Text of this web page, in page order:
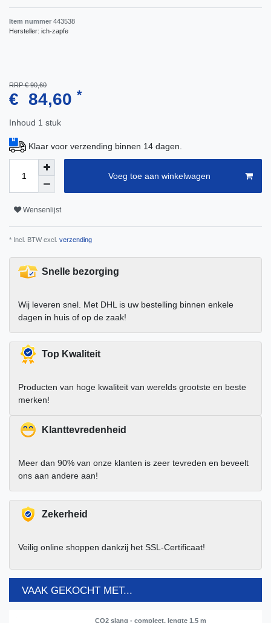
Item nummer 443538
Hersteller: ich-zapfe
RRP € 90,60
€ 84,60 *
Inhoud 1 stuk
Klaar voor verzending binnen 14 dagen.
Voeg toe aan winkelwagen
Wensenlijst
* Incl. BTW excl. verzending
Snelle bezorging
Wij leveren snel. Met DHL is uw bestelling binnen enkele
dagen in huis of op de zaak!
Top Kwaliteit
Producten van hoge kwaliteit van werelds grootste en beste
merken!
Klanttevredenheid
Meer dan 90% van onze klanten is zeer tevreden en beveelt
ons aan andere aan!
Zekerheid
Veilig online shoppen dankzij het SSL-Certificaat!
VAAK GEKOCHT MET...
CO2 slang - compleet, lengte 1.5 m